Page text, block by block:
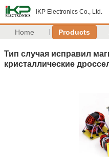
IKP Electronics Co., Ltd.
Home Products
Тип случая исправил
кристаллические